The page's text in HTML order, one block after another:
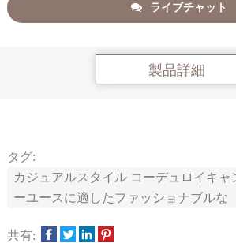
ライブチャット
製品詳細
タグ:
カジュアルスタイル コーデュロイキ
ーユースに適したファッショナブルな
共有: